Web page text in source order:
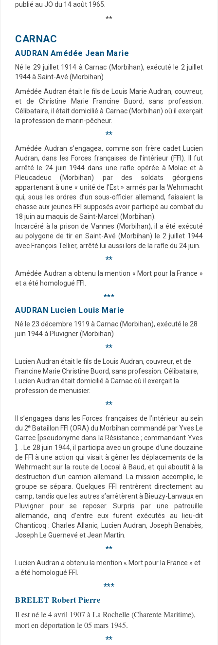
publié au JO du 14 août 1965.
**
CARNAC
AUDRAN Amédée Jean Marie
Né le 29 juillet 1914 à Carnac (Morbihan), exécuté le 2 juillet
1944 à Saint-Avé (Morbihan)
Amédée Audran était le fils de Louis Marie Audran, couvreur,
et de Christine Marie Francine Buord, sans profession.
Célibataire, il était domicilié à Carnac (Morbihan) où il exerçait
la profession de marin-pêcheur.
**
Amédée Audran s’engagea, comme son frère cadet Lucien
Audran, dans les Forces françaises de l’intérieur (FFI). Il fut
arrêté le 24 juin 1944 dans une rafle opérée à Molac et à
Pleucadeuc (Morbihan) par des soldats géorgiens
appartenant à une « unité de l’Est » armés par la Wehrmacht
qui, sous les ordres d’un sous-officier allemand, faisaient la
chasse aux jeunes FFI supposés avoir participé au combat du
18 juin au maquis de Saint-Marcel (Morbihan).
Incarcéré à la prison de Vannes (Morbihan), il a été exécuté
au polygone de tir en Saint-Avé (Morbihan) le 2 juillet 1944
avec François Tellier, arrêté lui aussi lors de la rafle du 24 juin.
**
Amédée Audran a obtenu la mention « Mort pour la France »
et a été homologué FFI.
***
AUDRAN Lucien Louis Marie
Né le 23 décembre 1919 à Carnac (Morbihan), exécuté le 28
juin 1944 à Pluvigner (Morbihan)
**
Lucien Audran était le fils de Louis Audran, couvreur, et de
Francine Marie Christine Buord, sans profession. Célibataire,
Lucien Audran était domicilié à Carnac où il exerçait la
profession de menuisier.
**
Il s’engagea dans les Forces françaises de l’intérieur au sein
du 2e Bataillon FFI (ORA) du Morbihan commandé par Yves Le
Garrec [pseudonyme dans la Résistance ; commandant Yves
]. . Le 28 juin 1944, il participa avec un groupe d’une douzaine
de FFI à une action qui visait à gêner les déplacements de la
Wehrmacht sur la route de Locoal à Baud, et qui aboutit à la
destruction d’un camion allemand. La mission accomplie, le
groupe se sépara. Quelques FFI rentrèrent directement au
camp, tandis que les autres s’arrêtèrent à Bieuzy-Lanvaux en
Pluvigner pour se reposer. Surpris par une patrouille
allemande, cinq d’entre eux furent exécutés au lieu-dit
Chanticoq : Charles Allanic, Lucien Audran, Joseph Benabès,
Joseph Le Guernevé et Jean Martin.
**
Lucien Audran a obtenu la mention « Mort pour la France » et
a été homologué FFI.
***
BRELET Robert Pierre
Il est né le 4 avril 1907 à La Rochelle (Charente Maritime),
mort en déportation le 05 mars 1945.
**